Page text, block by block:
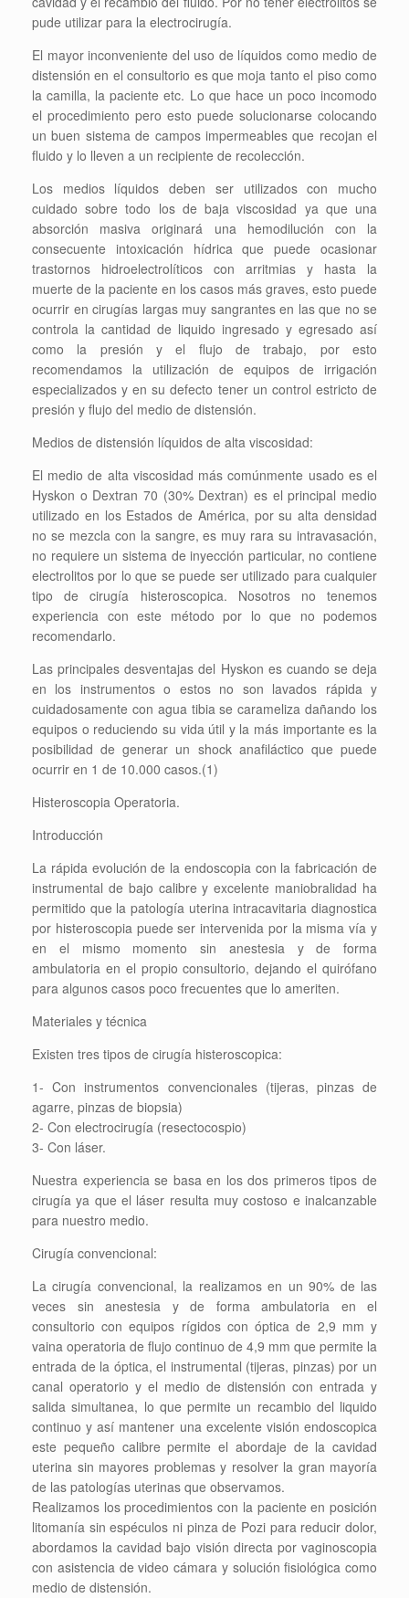
pude utilizar para la electrocirugía.
El mayor inconveniente del uso de líquidos como medio de
distensión en el consultorio es que moja tanto el piso como
la camilla, la paciente etc. Lo que hace un poco incomodo
el procedimiento pero esto puede solucionarse colocando
un buen sistema de campos impermeables que recojan el
fluido y lo lleven a un recipiente de recolección.
Los medios líquidos deben ser utilizados con mucho
cuidado sobre todo los de baja viscosidad ya que una
absorción masiva originará una hemodilución con la
consecuente intoxicación hídrica que puede ocasionar
trastornos hidroelectrolíticos con arritmias y hasta la
muerte de la paciente en los casos más graves, esto puede
ocurrir en cirugías largas muy sangrantes en las que no se
controla la cantidad de liquido ingresado y egresado así
como la presión y el flujo de trabajo, por esto
recomendamos la utilización de equipos de irrigación
especializados y en su defecto tener un control estricto de
presión y flujo del medio de distensión.
Medios de distensión líquidos de alta viscosidad:
El medio de alta viscosidad más comúnmente usado es el
Hyskon o Dextran 70 (30% Dextran) es el principal medio
utilizado en los Estados de América, por su alta densidad
no se mezcla con la sangre, es muy rara su intravasación,
no requiere un sistema de inyección particular, no contiene
electrolitos por lo que se puede ser utilizado para cualquier
tipo de cirugía histeroscopica. Nosotros no tenemos
experiencia con este método por lo que no podemos
recomendarlo.
Las principales desventajas del Hyskon es cuando se deja
en los instrumentos o estos no son lavados rápida y
cuidadosamente con agua tibia se carameliza dañando los
equipos o reduciendo su vida útil y la más importante es la
posibilidad de generar un shock anafiláctico que puede
ocurrir en 1 de 10.000 casos.(1)
Histeroscopia Operatoria.
Introducción
La rápida evolución de la endoscopia con la fabricación de
instrumental de bajo calibre y excelente maniobralidad ha
permitido que la patología uterina intracavitaria diagnostica
por histeroscopia puede ser intervenida por la misma vía y
en el mismo momento sin anestesia y de forma
ambulatoria en el propio consultorio, dejando el quirófano
para algunos casos poco frecuentes que lo ameriten.
Materiales y técnica
Existen tres tipos de cirugía histeroscopica:
1- Con instrumentos convencionales (tijeras, pinzas de
agarre, pinzas de biopsia)
2- Con electrocirugía (resectocospio)
3- Con láser.
Nuestra experiencia se basa en los dos primeros tipos de
cirugía ya que el láser resulta muy costoso e inalcanzable
para nuestro medio.
Cirugía convencional:
La cirugía convencional, la realizamos en un 90% de las
veces sin anestesia y de forma ambulatoria en el
consultorio con equipos rígidos con óptica de 2,9 mm y
vaina operatoria de flujo continuo de 4,9 mm que permite la
entrada de la óptica, el instrumental (tijeras, pinzas) por un
canal operatorio y el medio de distensión con entrada y
salida simultanea, lo que permite un recambio del liquido
continuo y así mantener una excelente visión endoscopica
este pequeño calibre permite el abordaje de la cavidad
uterina sin mayores problemas y resolver la gran mayoría
de las patologías uterinas que observamos.
Realizamos los procedimientos con la paciente en posición
litomanía sin espéculos ni pinza de Pozi para reducir dolor,
abordamos la cavidad bajo visión directa por vaginoscopia
con asistencia de video cámara y solución fisiológica como
medio de distensión.